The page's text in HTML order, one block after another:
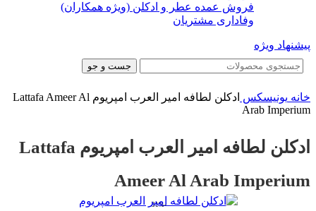
فروش عمده عطر و ادکلن (ویژه همکاران)
وفاداری مشتریان
پیشنهاد ویژه
جست و جو
خانه یونیسکس
ادکلن لطافه امیر العرب امپریوم Lattafa Ameer Al
Arab Imperium
ادکلن لطافه امیر العرب امپریوم Lattafa
Ameer Al Arab Imperium
-31%